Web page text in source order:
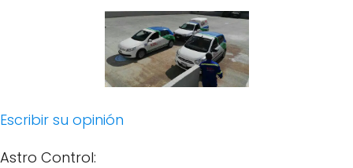
Escribir su opinión
Astro Control: